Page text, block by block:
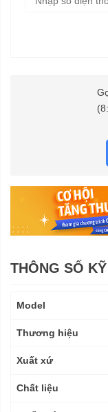
THÔNG SỐ
kỹ
Model
Thương hiệu
Xuất xứ
Chất liệu